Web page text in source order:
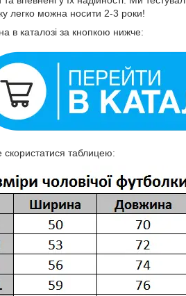
легко можна носити 2-3 роки!
в каталозі за кнопкою нижче:
таблицею: